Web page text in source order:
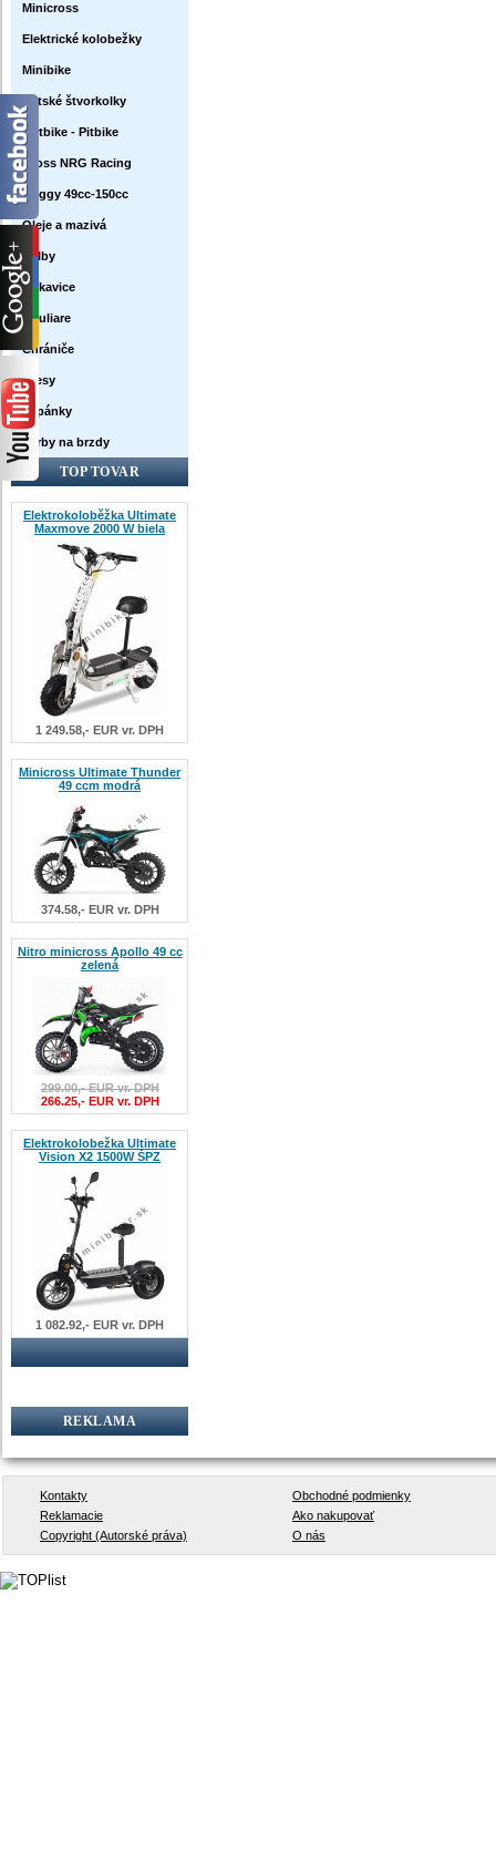
Minicross
Elektrické kolobežky
Minibike
Detské štvorkolky
Dirtbike - Pitbike
Cross NRG Racing
Buggy 49cc-150cc
Oleje a mazivá
Prilby
Rukavice
Okuliare
Chrániče
Dresy
Topánky
Farby na brzdy
TOP TOVAR
Elektrokoloběžka Ultimate
Maxmove 2000 W biela
1 249.58,- EUR vr. DPH
Minicross Ultimate Thunder
49 ccm modrá
374.58,- EUR vr. DPH
Nitro minicross Apollo 49 cc
zelená
299.00,- EUR vr. DPH
266.25,- EUR vr. DPH
Elektrokolobežka Ultimate
Vision X2 1500W ŠPZ
1 082.92,- EUR vr. DPH
REKLAMA
Kontakty
Obchodné podmienky
Reklamacie
Ako nakupovať
Copyright (Autorské práva)
O nás